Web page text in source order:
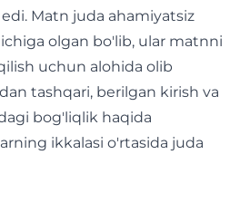
Matn juda ahamiyatsiz
olgan bo'lib, ular matnni
uchun alohida olib
tashqari, berilgan kirish va
bog'liqlik haqida
ikkalasi o'rtasida juda